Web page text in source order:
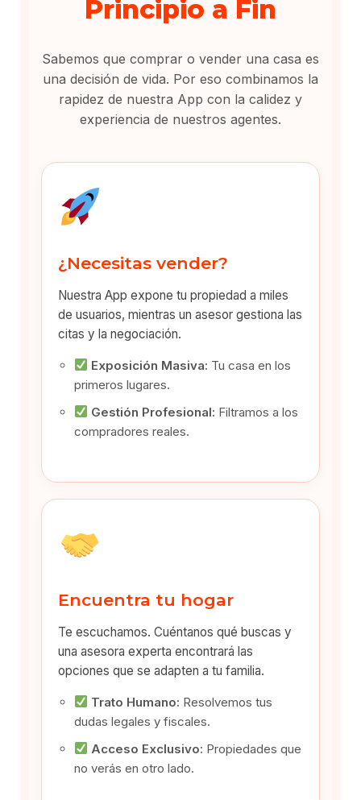
Principio a Fin
Sabemos que comprar o vender una casa es
una decisión de vida. Por eso combinamos la
rapidez de nuestra App con la calidez y
experiencia de nuestros agentes.
¿Necesitas vender?
Nuestra App expone tu propiedad a miles
de usuarios, mientras un asesor gestiona las
citas y la negociación.
Exposición Masiva: Tu casa en los
primeros lugares.
Gestión Profesional: Filtramos a los
compradores reales.
Encuentra tu hogar
Te escuchamos. Cuéntanos qué buscas y
una asesora experta encontrará las
opciones que se adapten a tu familia.
Trato Humano: Resolvemos tus
dudas legales y fiscales.
Acceso Exclusivo: Propiedades que
no verás en otro lado.